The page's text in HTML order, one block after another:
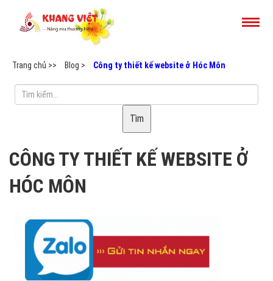
Trang chủ >> Blog > Công ty thiết kế website ở Hóc Môn
Tìm
CÔNG TY THIẾT KẾ WEBSITE Ở
HÓC MÔN